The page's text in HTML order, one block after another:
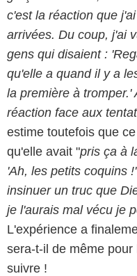
c'est la réaction que
arrivées. Du coup, j'ai
gens qui disaient :
qu'elle a quand il y a
la première à tromper.'
réaction face aux
estime toutefois que
qu'elle avait "pris ça à
'Ah, les petits coquins
insinuer un truc que
je l'aurais mal vécu je
L'expérience a
sera-t-il de même
suivre !